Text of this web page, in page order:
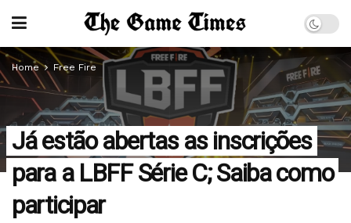
Home Free Fire
Já estão abertas as inscrições
para a LBFF Série C; Saiba como
participar